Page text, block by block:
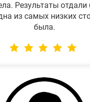
Результаты
из самых низких
была.